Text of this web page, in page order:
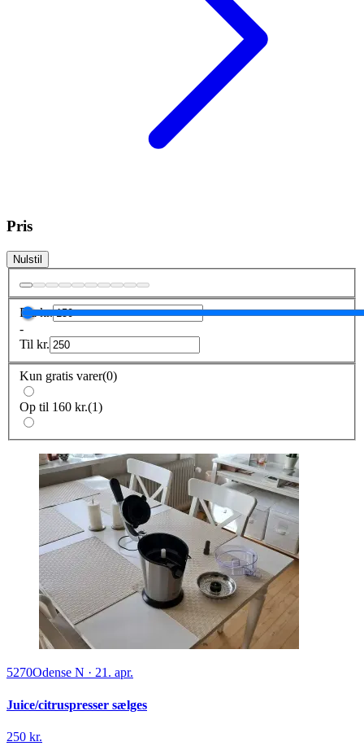
Pris
Nulstil
Frakr.
-
Til kr.
Kun gratis varer(0)
Op til 160 kr.(1)
5270Odense N · 21. apr.
Juice/citruspresser sælges
250 kr.